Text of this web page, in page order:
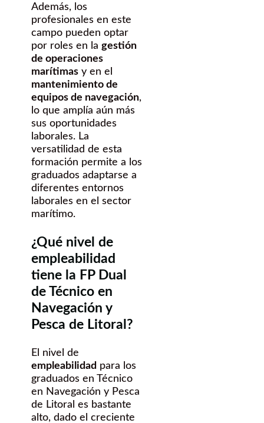
Además, los
profesionales en este
campo pueden optar
por roles en la gestión
de operaciones
marítimas y en el
mantenimiento de
equipos de navegación,
lo que amplía aún más
sus oportunidades
laborales. La
versatilidad de esta
formación permite a los
graduados adaptarse a
diferentes entornos
laborales en el sector
marítimo.
¿Qué nivel de
empleabilidad
tiene la FP Dual
de Técnico en
Navegación y
Pesca de Litoral?
El nivel de
empleabilidad para los
graduados en Técnico
en Navegación y Pesca
de Litoral es bastante
alto, dado el creciente